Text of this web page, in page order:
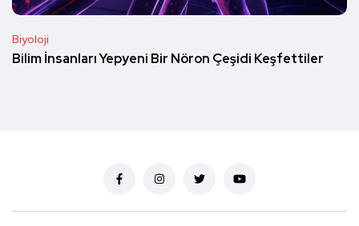
Biyoloji
Bilim İnsanları Yepyeni Bir Nöron Çeşidi Keşfettiler